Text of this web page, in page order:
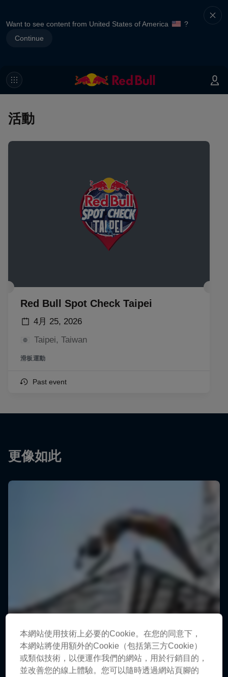
Want to see content from United States of America
?
Continue
活動
Red Bull Spot Check Taipei
4月 25, 2026
Taipei, Taiwan
滑板運動
Past event
更像如此
本網站使用技術上必要的Cookie。在您的同意下，
本網站將使用額外的Cookie（包括第三方Cookie）
或類似技術，以便運作我們的網站，用於行銷目的，
並改善您的線上體驗。您可以隨時透過網站頁腳的